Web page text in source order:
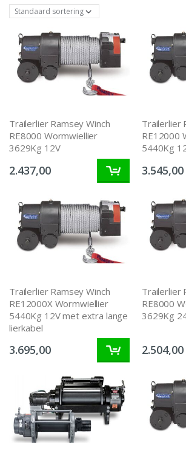
Trailerlier Ramsey Winch
RE8000 Wormwiellier
3629Kg 12V
2.437,00
Trailerlier
RE12000
5440Kg
3.545,00
Trailerlier Ramsey Winch
RE12000X Wormwiellier
5440Kg 12V met extra lange
lierkabel
3.695,00
Trailerlier
RE8000
3629Kg
2.504,00